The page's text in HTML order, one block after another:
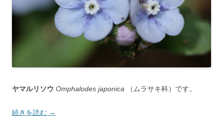
ヤマルリソウ Omphalodes japonica （ムラサキ科）です。
続きを読む →